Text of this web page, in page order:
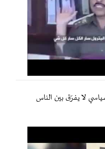
لا يفرّق بين الناس